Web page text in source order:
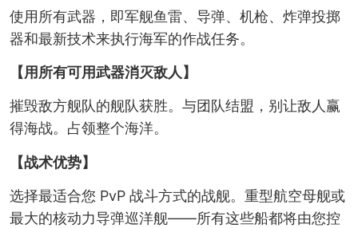
使用所有武器，即军舰鱼雷、导弹、机枪、炸弹投掷
器和最新技术来执行海军的作战任务。
【用所有可用武器消灭敌人】
摧毁敌方舰队的舰队获胜。与团队结盟，别让敌人赢
得海战。占领整个海洋。
【战术优势】
选择最适合您 PvP 战斗方式的战舰。重型航空母舰或
最大的核动力导弹巡洋舰——所有这些船都将由您控